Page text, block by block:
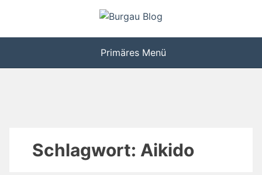
springen
Burgau Blog
Primäres Menü
Schlagwort: Aikido